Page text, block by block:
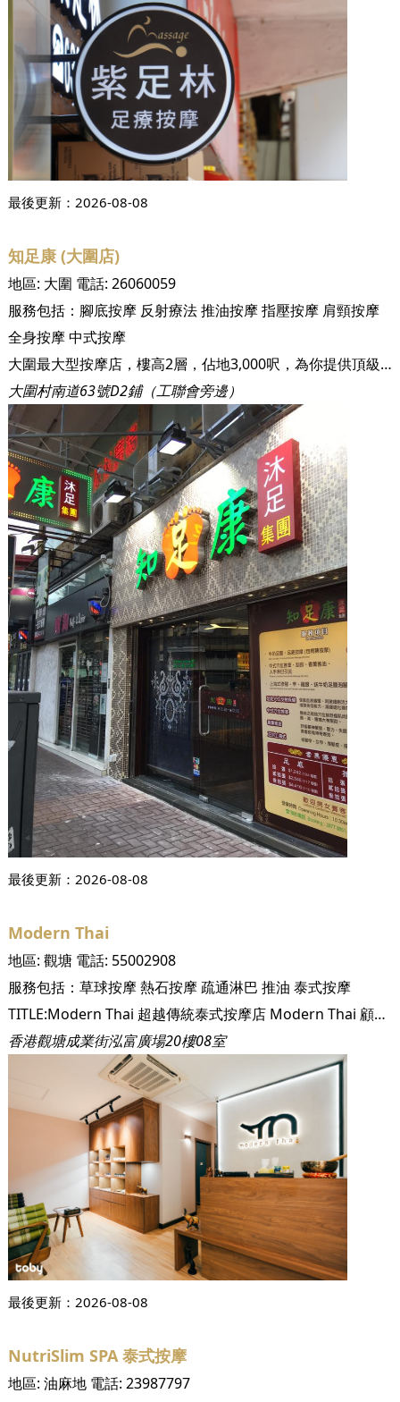
最後更新： 2026-08-08
知足康 (大圍店)
地區: 大圍 電話: 26060059
服務包括： 腳底按摩 反射療法推油按摩指壓按摩 肩頸按摩
全身按摩中式按摩
大圍最大型按摩店，樓高2層，佔地3,000呎，為你提供頂級按摩享受
大圍村南道63號D2鋪（工聯會旁邊）
最後更新： 2026-08-08
Modern Thai
地區: 觀塘電話: 55002908
服務包括： 草球按摩熱石按摩疏通淋巴 推油 泰式按摩
TITLE:Modern Thai 超越傳統泰式按摩店 Modern Thai 顧名思義有著現代化的意思，但同時亦蘊藏著More Than Thai的態度，是一間結合現代與傳統元素的新式按摩店。 Modern Thai 店主本就是按摩喜好者，過去數年間，多次親身體驗泰國本地及香港的按摩店，因而熟悉泰國正宗按摩的流程與手法，亦富有作為顧客的感想及意見，可謂十分了解顧客的需求。因此，店主創立Modern Thai時不僅僅是將泰國正宗按摩引入香港，更從親身體驗中得到啟發，獨創出一套現代化的按摩服務流程，更能滿足按摩顧客的需求，真正令客人悠然放鬆地享受服務。 https://staticfiles2.hellotoby.com/gallery/2022/08/9565331.jpeg TITLE:獨創現代化服務流程 從細節照顧客人需求 Modern Thai自創的服務流程從每個微小細節出發。早在預約服務時，接待人員便會先了解你想要按摩的部位、力度喜好及需求，以便安排適合的按摩師傅和房間。 當你來臨Modern Thai，會先填寫一份簡單問卷，回答疾病及敏感源相關問題，好讓按摩師傅注意，避免按摩弄巧反拙成傷害。問卷上亦有按摩喜好的問題，想安靜按摩抑是輕鬆聊天皆由你決定！而當你需要充電線或其他設備時，只需於問卷上勾選或填寫便可，無需親自向店員詢問。 不過最特別的莫過於Modern Thai 提供的正反人像圖！許多人按摩時都不懂或怕尷尬，導致無法說出自己需要集中按摩的部位，而Modern Thai的人像圖就可讓你無需親口講，事先圈起身體酸痛、疲勞的部位和在不適宜按摩的部位打上交叉，通知按摩師傅要著重按摩或避開哪些部位，更加方便！ https://staticfiles2.hellotoby.com/gallery/2022/08/98292574.jpeg 完成按摩後，Modern Thai還會為你奉上泰國香茅茶及泰式小糕點。小食、茶飲都是從有著「香港小泰國」之稱的九龍城購入的，保證你品嚐到泰國正宗口味！而Modern Thai 提供的小食，每次都不同，給予你一份驚喜！ https://staticfiles2.hellotoby.com/gallery/2022/08/10761293.jpeg TITLE:正宗泰國按摩服務...
香港觀塘成業街泓富廣場20樓08室
最後更新： 2026-08-08
NutriSlim SPA 泰式按摩
地區: 油麻地電話: 23987797